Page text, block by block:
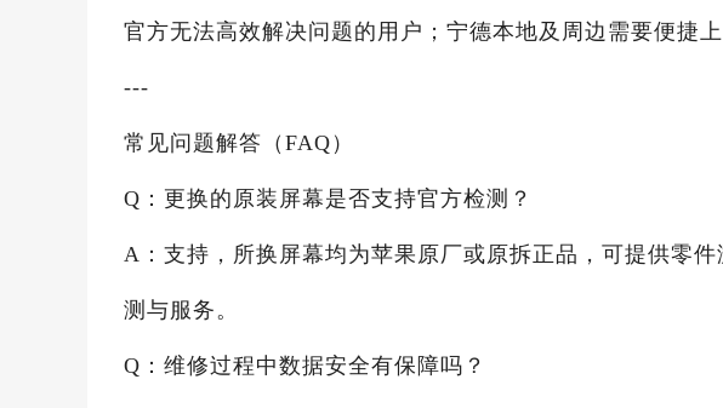
官方无法高效解决问题的用户；宁德本地及周边需要便捷上
---
常见问题解答（FAQ）
Q：更换的原装屏幕是否支持官方检测？
A：支持，所换屏幕均为苹果原厂或原拆正品，可提供零
测与服务。
Q：维修过程中数据安全有保障吗？